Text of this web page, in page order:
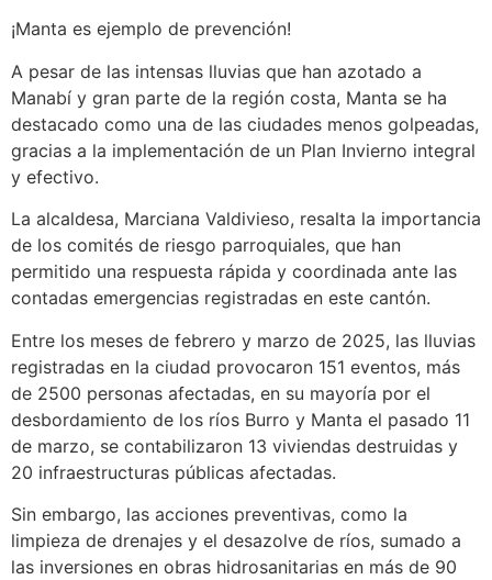
¡Manta es ejemplo de prevención!
A pesar de las intensas lluvias que han azotado a
Manabí y gran parte de la región costa, Manta se ha
destacado como una de las ciudades menos golpeadas,
gracias a la implementación de un Plan Invierno integral
y efectivo.
La alcaldesa, Marciana Valdivieso, resalta la importancia
de los comités de riesgo parroquiales, que han
permitido una respuesta rápida y coordinada ante las
contadas emergencias registradas en este cantón.
Entre los meses de febrero y marzo de 2025, las lluvias
registradas en la ciudad provocaron 151 eventos, más
de 2500 personas afectadas, en su mayoría por el
desbordamiento de los ríos Burro y Manta el pasado 11
de marzo, se contabilizaron 13 viviendas destruidas y
20 infraestructuras públicas afectadas.
Sin embargo, las acciones preventivas, como la
limpieza de drenajes y el desazolve de ríos, sumado a
las inversiones en obras hidrosanitarias en más de 90